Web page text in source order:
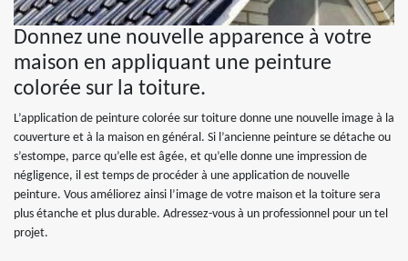
Donnez une nouvelle apparence à votre
maison en appliquant une peinture
colorée sur la toiture.
L’application de peinture colorée sur toiture donne une nouvelle image à la
couverture et à la maison en général. Si l’ancienne peinture se détache ou
s’estompe, parce qu’elle est âgée, et qu’elle donne une impression de
négligence, il est temps de procéder à une application de nouvelle
peinture. Vous améliorez ainsi l’image de votre maison et la toiture sera
plus étanche et plus durable. Adressez-vous à un professionnel pour un tel
projet.